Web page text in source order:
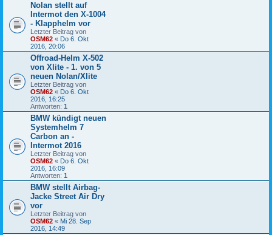
Nolan stellt auf
Intermot den X-1004
- Klapphelm vor
Letzter Beitrag von
OSM62 « Do 6. Okt
2016, 20:06
Offroad-Helm X-502
von Xlite - 1. von 5
neuen Nolan/Xlite
Letzter Beitrag von
OSM62 « Do 6. Okt
2016, 16:25
Antworten: 1
BMW kündigt neuen
Systemhelm 7
Carbon an -
Intermot 2016
Letzter Beitrag von
OSM62 « Do 6. Okt
2016, 16:09
Antworten: 1
BMW stellt Airbag-
Jacke Street Air Dry
vor
Letzter Beitrag von
OSM62 « Mi 28. Sep
2016, 14:49